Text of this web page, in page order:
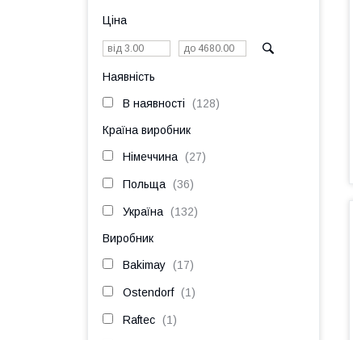
Ціна
Наявність
В наявності 128
Країна виробник
Німеччина 27
Польща 36
Україна 132
Виробник
Bakimay 17
Ostendorf 1
Raftec 1